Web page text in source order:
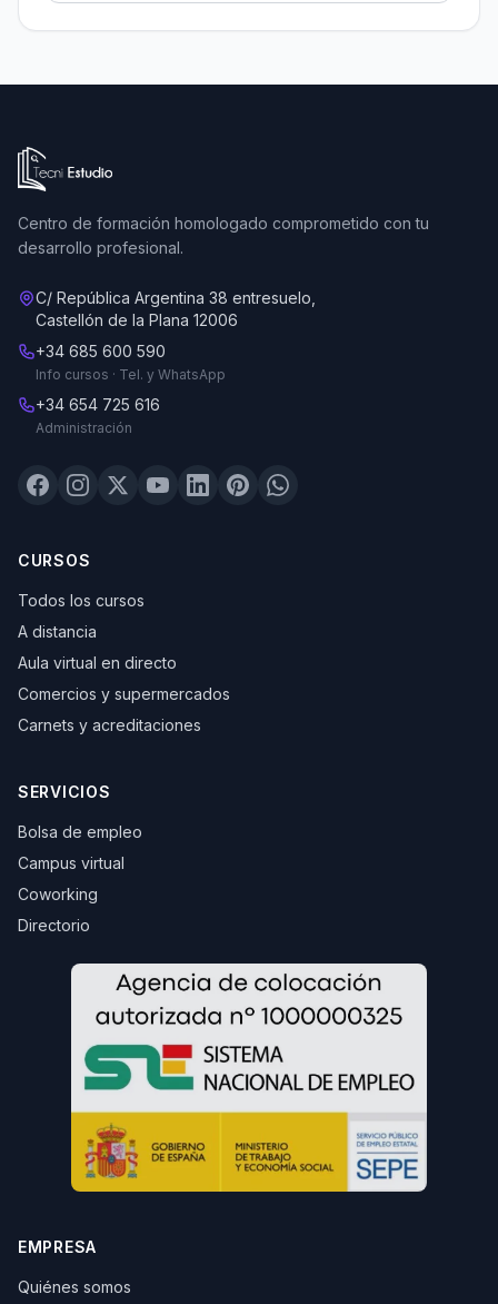
Ir a la página de inicio de Tecni Estudio
Centro de formación homologado comprometido con tu
desarrollo profesional.
C/ República Argentina 38 entresuelo,
Castellón de la Plana 12006
+34 685 600 590
Info cursos · Tel. y WhatsApp
+34 654 725 616
Administración
CURSOS
Todos los cursos
A distancia
Aula virtual en directo
Comercios y supermercados
Carnets y acreditaciones
SERVICIOS
Bolsa de empleo
Campus virtual
Coworking
Directorio
EMPRESA
Quiénes somos